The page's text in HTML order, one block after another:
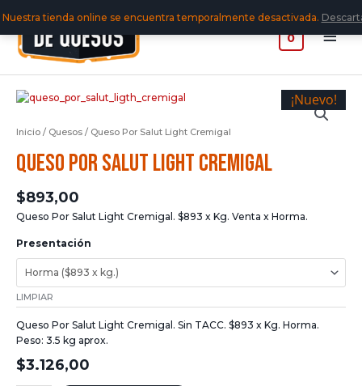
0
¡Nuevo!
Inicio / Quesos / Queso Por Salut Light Cremigal
Queso Por Salut Light Cremigal
$893,00
Queso Por Salut Light Cremigal. $893 x Kg. Venta x Horma.
Presentación
LIMPIAR
Queso Por Salut Light Cremigal. Sin TACC. $893 x Kg. Horma.
Peso: 3.5 kg aprox.
$3.126,00
Nuestra tienda online se encuentra temporalmente desactivada.